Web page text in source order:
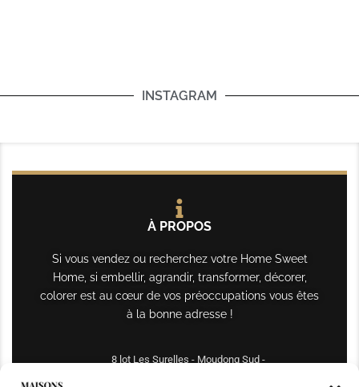
INSTAGRAM
À PROPOS
Si vous vendez ou recherchez votre Home Sweet
Home, si embellir, agrandir, transformer, décorer,
colorer est au cœur de vos préoccupations vous êtes
à la bonne adresse !
8 lot Les Surelles - Moudong Sud -